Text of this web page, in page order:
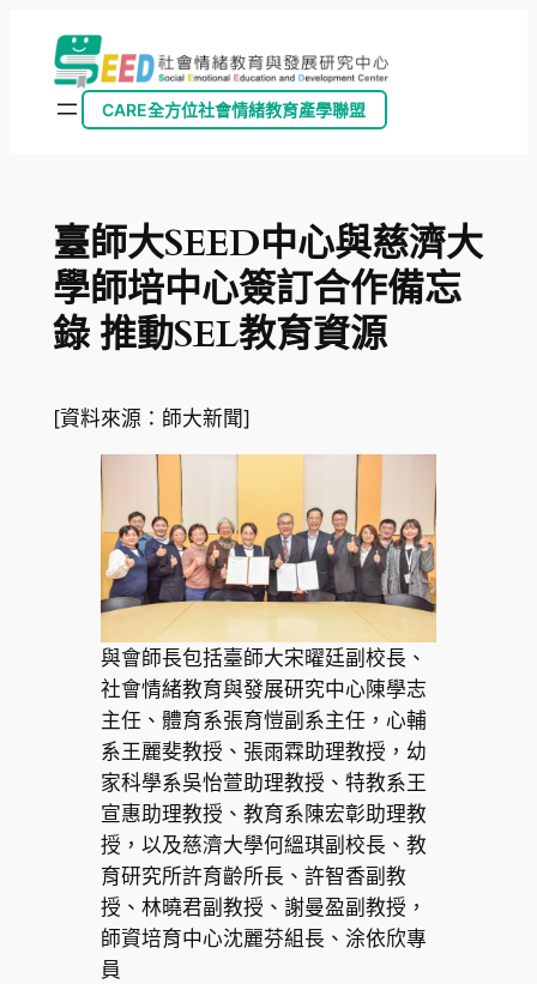
CARE全方位社會情緒教育產學聯盟
臺師大SEED中心與慈濟大
學師培中心簽訂合作備忘
錄 推動SEL教育資源
[資料來源：師大新聞]
與會師長包括臺師大宋曜廷副校長、
社會情緒教育與發展研究中心陳學志
主任、體育系張育愷副系主任，心輔
系王麗斐教授、張雨霖助理教授，幼
家科學系吳怡萱助理教授、特教系王
宣惠助理教授、教育系陳宏彰助理教
授，以及慈濟大學何縕琪副校長、教
育研究所許育齡所長、許智香副教
授、林曉君副教授、謝曼盈副教授，
師資培育中心沈麗芬組長、涂依欣專
員